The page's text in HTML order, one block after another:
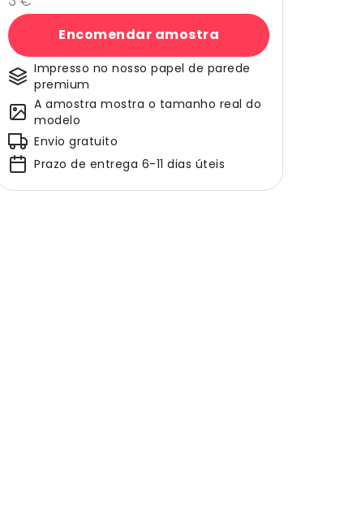
Encomendar amostra
Impresso no nosso papel de parede
premium
A amostra mostra o tamanho real do
modelo
Envio gratuito
Prazo de entrega 6-11 dias úteis